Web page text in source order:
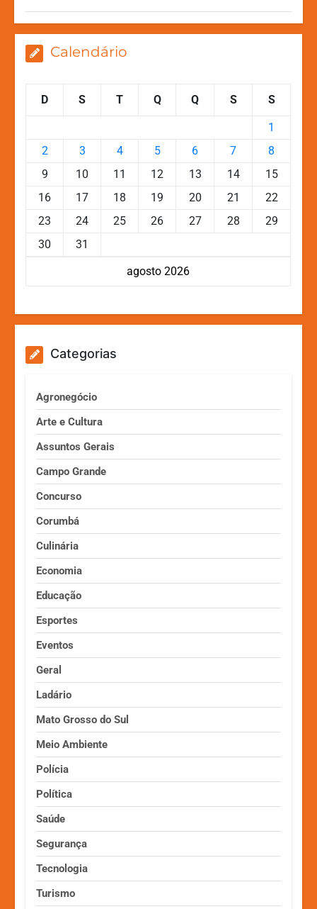
Calendário
agosto 2026
D S T Q Q S S
1
2
3 4 5 6 7
8
9
10 11 12 13 14
15
16
17 18 19 20 21
22
23
24 25 26 27 28
29
30
31
Categorias
Agronegócio
Arte e Cultura
Assuntos Gerais
Campo Grande
Concurso
Corumbá
Culinária
Economia
Educação
Esportes
Eventos
Geral
Ladário
Mato Grosso do Sul
Meio Ambiente
Polícia
Política
Saúde
Segurança
Tecnologia
Turismo